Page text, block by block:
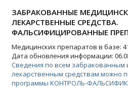
ЗАБРАКОВАННЫЕ
ЛЕКАРСТВЕННЫЕ СРЕДСТВА.
ФАЛЬСИФИЦИРОВАННЫЕ
Медицинских препаратов в базе:
Дата обновления информации:
Сведения по всем
лекарственным средствам можно
программы КОНТРОЛЬ-